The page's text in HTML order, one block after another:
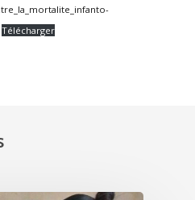
Télécharger